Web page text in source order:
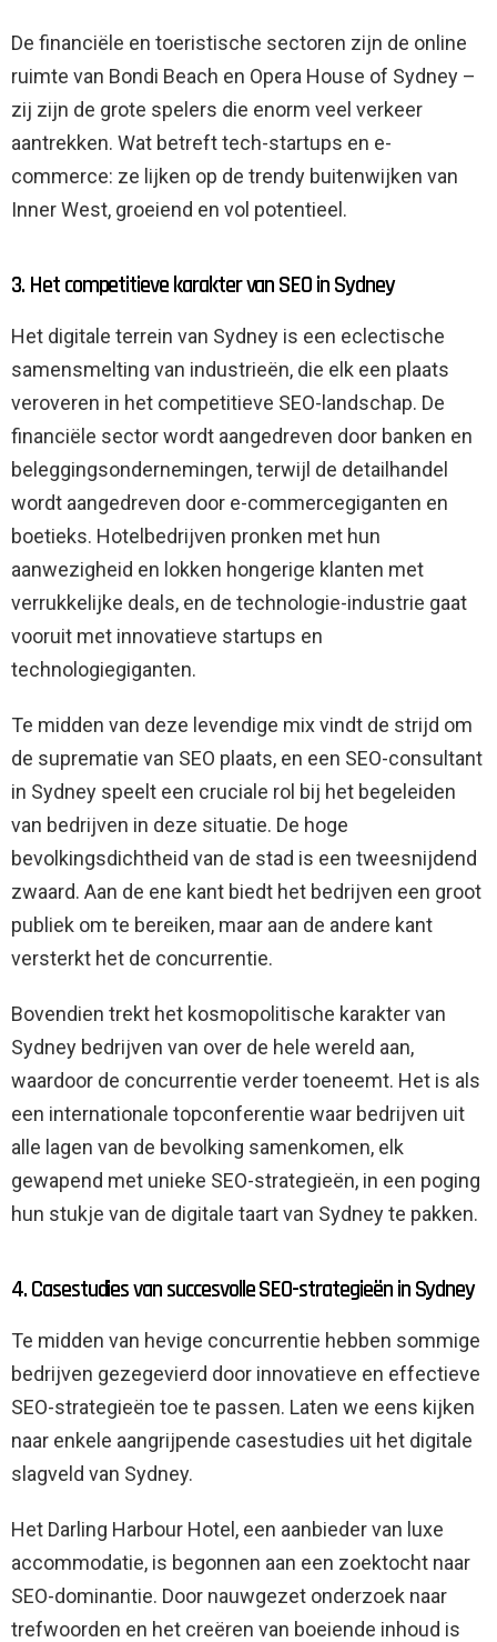
De financiële en toeristische sectoren zijn de online
ruimte van Bondi Beach en Opera House of Sydney –
zij zijn de grote spelers die enorm veel verkeer
aantrekken. Wat betreft tech-startups en e-
commerce: ze lijken op de trendy buitenwijken van
Inner West, groeiend en vol potentieel.
3. Het competitieve karakter van SEO in Sydney
Het digitale terrein van Sydney is een eclectische
samensmelting van industrieën, die elk een plaats
veroveren in het competitieve SEO-landschap. De
financiële sector wordt aangedreven door banken en
beleggingsondernemingen, terwijl de detailhandel
wordt aangedreven door e-commercegiganten en
boetieks. Hotelbedrijven pronken met hun
aanwezigheid en lokken hongerige klanten met
verrukkelijke deals, en de technologie-industrie gaat
vooruit met innovatieve startups en
technologiegiganten.
Te midden van deze levendige mix vindt de strijd om
de suprematie van SEO plaats, en een SEO-consultant
in Sydney speelt een cruciale rol bij het begeleiden
van bedrijven in deze situatie. De hoge
bevolkingsdichtheid van de stad is een tweesnijdend
zwaard. Aan de ene kant biedt het bedrijven een groot
publiek om te bereiken, maar aan de andere kant
versterkt het de concurrentie.
Bovendien trekt het kosmopolitische karakter van
Sydney bedrijven van over de hele wereld aan,
waardoor de concurrentie verder toeneemt. Het is als
een internationale topconferentie waar bedrijven uit
alle lagen van de bevolking samenkomen, elk
gewapend met unieke SEO-strategieën, in een poging
hun stukje van de digitale taart van Sydney te pakken.
4. Casestudies van succesvolle SEO-strategieën in Sydney
Te midden van hevige concurrentie hebben sommige
bedrijven gezegevierd door innovatieve en effectieve
SEO-strategieën toe te passen. Laten we eens kijken
naar enkele aangrijpende casestudies uit het digitale
slagveld van Sydney.
Het Darling Harbour Hotel, een aanbieder van luxe
accommodatie, is begonnen aan een zoektocht naar
SEO-dominantie. Door nauwgezet onderzoek naar
trefwoorden en het creëren van boeiende inhoud is